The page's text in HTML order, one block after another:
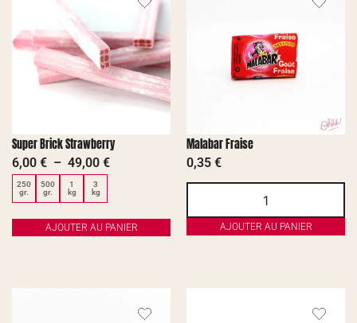
Super Brick Strawberry
6,00 € – 49,00 €
250
gr.
500
gr.
1
kg
3
kg
AJOUTER AU PANIER
Malabar Fraise
0,35 €
AJOUTER AU PANIER